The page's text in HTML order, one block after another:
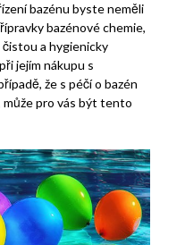
bazénu byste neměli
bazénové chemie,
a hygienicky
jejím nákupu s
že s péčí o bazén
pro vás být tento